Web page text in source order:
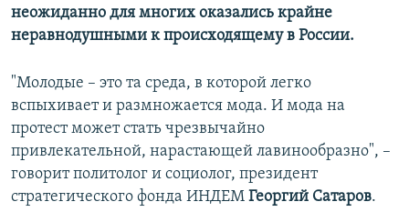
неожиданно для многих оказались крайне
неравнодушными к происходящему в России.
"Молодые – это та среда, в которой легко
вспыхивает и размножается мода. И мода на
протест может стать чрезвычайно
привлекательной, нарастающей лавинообразно", –
говорит политолог и социолог, президент
стратегического фонда ИНДЕМ Георгий Сатаров.